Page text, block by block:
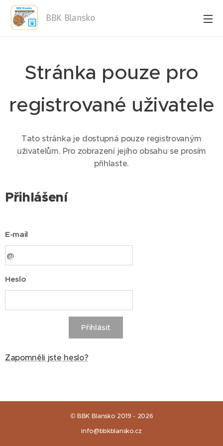
BBK Blansko
Stránka pouze pro
registrované uživatele
Tato stránka je dostupná pouze registrovaným
uživatelům. Pro zobrazení jejího obsahu se prosím
přihlaste.
Přihlášení
E-mail
Heslo
Přihlásit
Zapomněli jste heslo?
© BBK Blansko 2019 - 2026
info@bbkblansko.cz